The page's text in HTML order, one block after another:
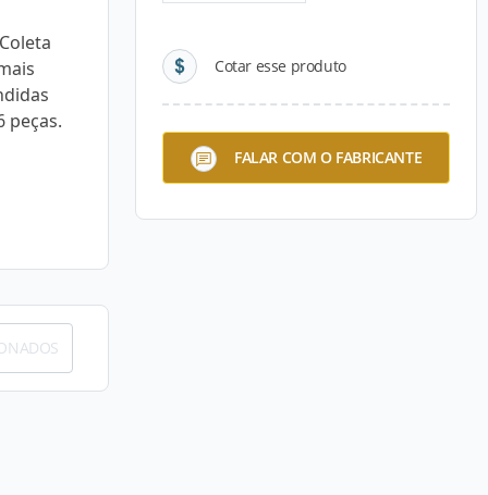
peças.
Cotar esse produto
FALAR COM O FABRICANTE